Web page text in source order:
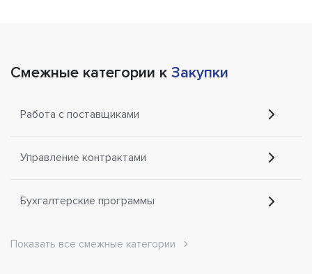
Смежные категории к Закупки
Работа с поставщиками
Управление контрактами
Бухгалтерские программы
Показать все смежные категории